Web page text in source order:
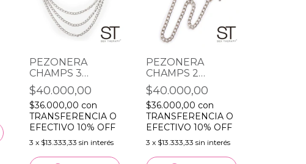
PEZONERA
CHAMPS 3
CADENAS
$40.000,00
$36.000,00 con
TRANSFERENCIA O
EFECTIVO 10% OFF
3 x $13.333,33 sin interés
PEZONERA
CHAMPS 2
CADENA
$40.000,00
$36.000,00 con
TRANSFERENCIA O
EFECTIVO 10% OFF
3 x $13.333,33 sin interés